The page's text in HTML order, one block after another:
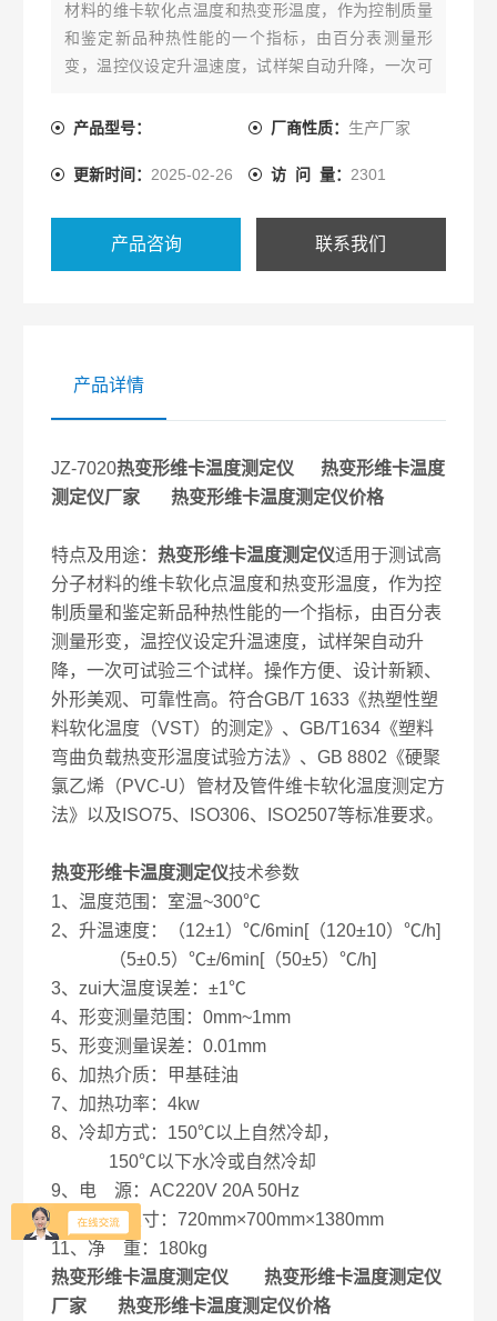
材料的维卡软化点温度和热变形温度，作为控制质量
和鉴定新品种热性能的一个指标，由百分表测量形
变，温控仪设定升温速度，试样架自动升降，一次可
产品型号：
厂商性质： 生产厂家
更新时间： 2025-02-26 访 问 量： 2301
产品咨询 联系我们
产品详情
JZ-7020热变形维卡温度测定仪 热变形维卡温度
测定仪厂家 热变形维卡温度测定仪价格
特点及用途：热变形维卡温度测定仪适用于测试高
分子材料的维卡软化点温度和热变形温度，作为控
制质量和鉴定新品种热性能的一个指标，由百分表
测量形变，温控仪设定升温速度，试样架自动升
降，一次可试验三个试样。操作方便、设计新颖、
外形美观、可靠性高。符合GB/T 1633《热塑性塑
料软化温度（VST）的测定》、GB/T1634《塑料
弯曲负载热变形温度试验方法》、GB 8802《硬聚
氯乙烯（PVC-U）管材及管件维卡软化温度测定方
法》以及ISO75、ISO306、ISO2507等标准要求。
热变形维卡温度测定仪技术参数
1、温度范围：室温~300℃
2、升温速度：（12±1）℃/6min[（120±10）℃/h]
（5±0.5）℃±/6min[（50±5）℃/h]
3、zui大温度误差：±1℃
4、形变测量范围：0mm~1mm
5、形变测量误差：0.01mm
6、加热介质：甲基硅油
7、加热功率：4kw
8、冷却方式：150℃以上自然冷却，
150℃以下水冷或自然冷却
9、电 源：AC220V 20A 50Hz
10、外形尺寸：720mm×700mm×1380mm
11、净 重：180kg
热变形维卡温度测定仪 热变形维卡温度测定仪
厂家 热变形维卡温度测定仪价格